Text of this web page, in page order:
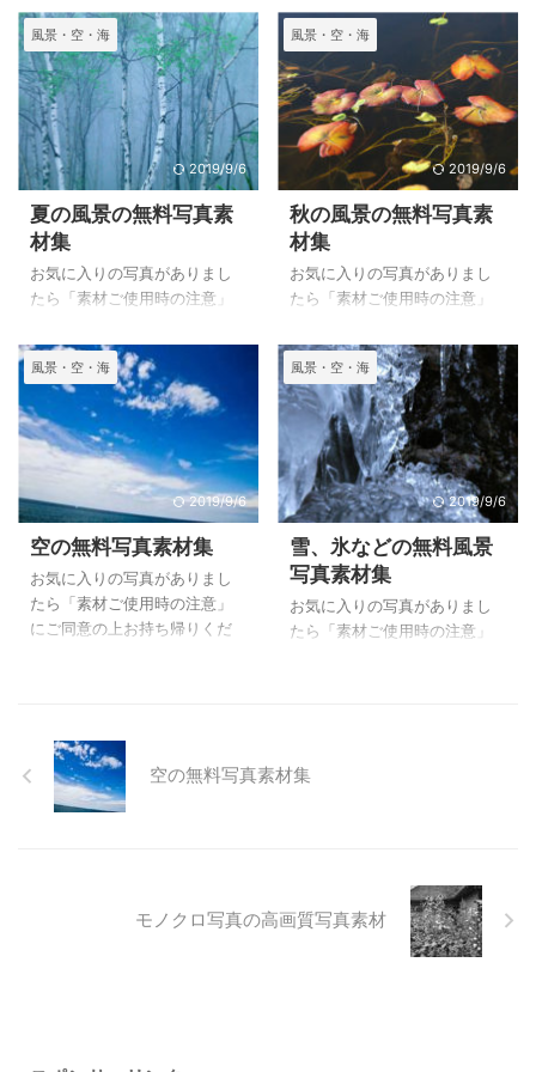
風景・空・海
2019/9/6
夏の風景の無料写真素
材集
お気に入りの写真がありまし
たら「素材ご使用時の注意」
さい。 ダウンロード画像は
長辺が1024pxになっていま
す。クリックをすると長辺
500pxの画像が見られます。
その大きさで良かったらコピ
ーか名前を付けて保存でお持
ち帰りください。 お好みの
写真の傾向を知りたいと思い
ますので、お持ち帰りの際、
掲示板でお知らせいただけた
ら嬉しく思います。 掲示板
夏の風景の無料写真素材集 会
風景・空・海
2019/9/6
秋の風景の無料写真素
材集
お気に入りの写真がありまし
たら「素材ご使用時の注意」
さい。 このページは秋の風景
の素材集です。さまざまな場
所の紅葉などの写真がありま
す。 ダウンロード画像は長
辺が1024pxになっています。
クリックをすると長辺500px
の画像が見られます。 その大
きさで良かったらコピーか名
前を付けて保存でお持ち帰り
ください。 お好みの写真の
傾向を知りたいと思いますの
で、お持ち帰りの際、掲示板
風景・空・海
2019/9/6
空の無料写真素材集
お気に入りの写真がありまし
たら「素材ご使用時の注意」
にご同意の上お持ち帰りくだ
ダウンロードできます。 ダ
ウンロード画像は長辺が
1024pxになっています。クリ
さい。 お好みの写真の傾向
風景・空・海
2019/9/6
雪、氷などの無料風景
写真素材集
お気に入りの写真がありまし
たら「素材ご使用時の注意」
その大きさで良かったらコピ
ますので、お持ち帰りの際、
掲示板でお知らせいただけた
ら嬉しく思います。 掲示板
雪、氷などの無料風景写真素
空の無料写真素材集
モノクロ写真の高画質写真素材